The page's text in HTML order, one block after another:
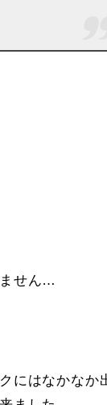
せん…
にはなかなか